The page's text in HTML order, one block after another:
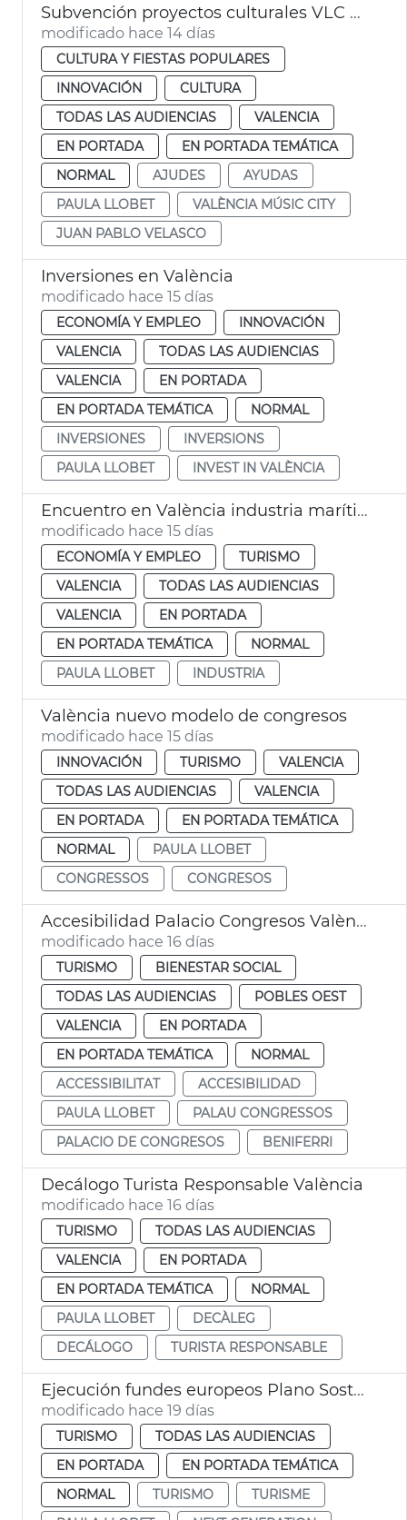
Subvención proyectos culturales VLC Music City
modificado hace 14 días
CULTURA Y FIESTAS POPULARES
INNOVACIÓN
CULTURA
TODAS LAS AUDIENCIAS
VALENCIA
EN PORTADA
EN PORTADA TEMÁTICA
NORMAL
AJUDES
AYUDAS
PAULA LLOBET
VALÈNCIA MÚSIC CITY
JUAN PABLO VELASCO
Inversiones en València
modificado hace 15 días
ECONOMÍA Y EMPLEO
INNOVACIÓN
VALENCIA
TODAS LAS AUDIENCIAS
VALENCIA
EN PORTADA
EN PORTADA TEMÁTICA
NORMAL
INVERSIONES
INVERSIONS
PAULA LLOBET
INVEST IN VALÈNCIA
Encuentro en València industria marítima y naval
modificado hace 15 días
ECONOMÍA Y EMPLEO
TURISMO
VALENCIA
TODAS LAS AUDIENCIAS
VALENCIA
EN PORTADA
EN PORTADA TEMÁTICA
NORMAL
PAULA LLOBET
INDUSTRIA
València nuevo modelo de congresos
modificado hace 15 días
INNOVACIÓN TURISMO
VALENCIA
TODAS LAS AUDIENCIAS
VALENCIA
EN PORTADA
EN PORTADA TEMÁTICA
NORMAL
PAULA LLOBET
CONGRESSOS
CONGRESOS
Accesibilidad Palacio Congresos València
modificado hace 16 días
TURISMO
BIENESTAR SOCIAL
TODAS LAS AUDIENCIAS
POBLES OEST
VALENCIA
EN PORTADA
EN PORTADA TEMÁTICA
NORMAL
ACCESSIBILITAT
ACCESIBILIDAD
PAULA LLOBET
PALAU CONGRESSOS
PALACIO DE CONGRESOS
BENIFERRI
Decálogo Turista Responsable València
modificado hace 16 días
TURISMO
TODAS LAS AUDIENCIAS
VALENCIA
EN PORTADA
EN PORTADA TEMÁTICA
NORMAL
PAULA LLOBET
DECÀLEG
DECÁLOGO
TURISTA RESPONSABLE
Ejecución fundes europeos Plano Sostenibilidad Turística València
modificado hace 19 días
TURISMO
TODAS LAS AUDIENCIAS
EN PORTADA
EN PORTADA TEMÁTICA
NORMAL
TURISMO
TURISME